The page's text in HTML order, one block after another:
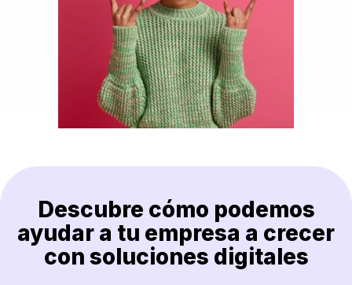
Descubre cómo podemos
ayudar a tu empresa a crecer
con soluciones digitales